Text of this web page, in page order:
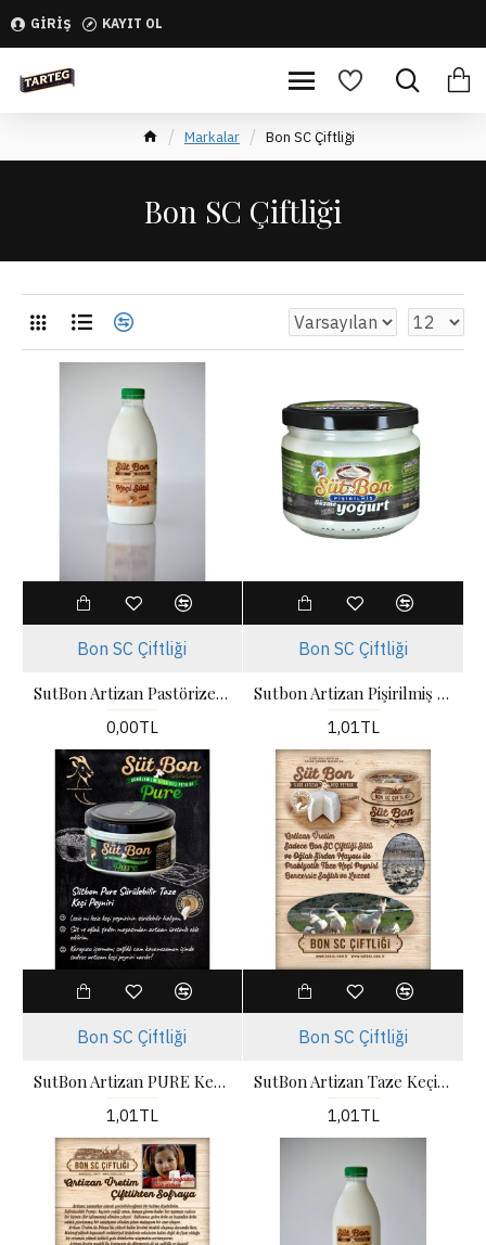
GIRIŞ KAYIT OL
Markalar Bon SC Çiftliği
Bon SC Çiftliği
Bon SC Çiftliği
SutBon Artizan Pastörize Keçi Sütü
0,00TL
Bon SC Çiftliği
Sutbon Artizan Pişirilmiş keçi Süzme Yoğurt
1,01TL
Bon SC Çiftliği
SutBon Artizan PURE Keçi Peyniri
1,01TL
Bon SC Çiftliği
SutBon Artizan Taze Keçi Peyniri
1,01TL